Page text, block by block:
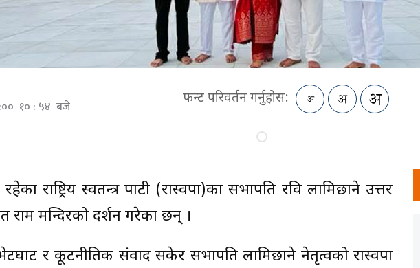
१० : ५४ बजे फन्ट परिवर्तन गर्नुहोस:
रहेका राष्ट्रिय स्वतन्त्र पाटी (रास्वपा)का सभापति रवि लामिछाने उत्तर
राम मन्दिरको दर्शन गरेका छन् ।
र कूटनीतिक संवाद सकेर सभापति लामिछाने नेतृत्वको रास्वपा